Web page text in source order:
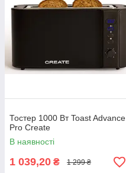
Тостер 1000 Вт Toast Advance
Pro Create
В наявності
1 039,20 ₴ 1 299 ₴